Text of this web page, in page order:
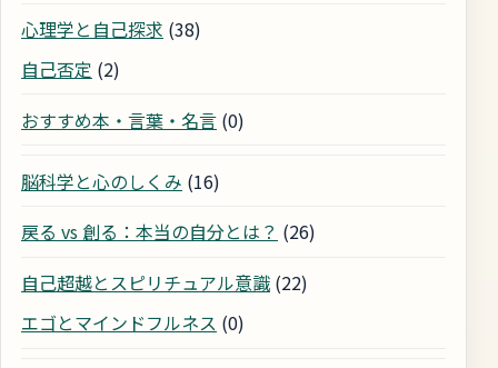
心理学と自己探求 (38)
自己否定 (2)
おすすめ本・言葉・名言 (0)
脳科学と心のしくみ (16)
戻る vs 創る：本当の自分とは？ (26)
自己超越とスピリチュアル意識 (22)
エゴとマインドフルネス (0)